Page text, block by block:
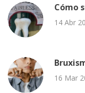
Cómo
14 Abr
16 Mar